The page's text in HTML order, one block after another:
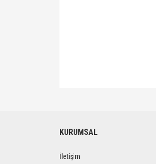
Ürün resmi kalitesiz,
KURUMSAL
İletişim